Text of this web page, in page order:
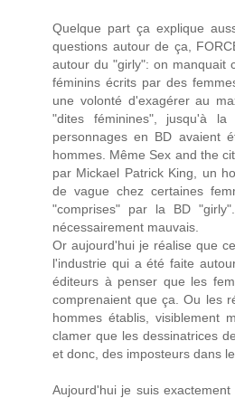
Quelque part ça explique
questions autour de ça,
autour du "girly": on manquait
féminins écrits par des
une volonté d'exagérer au
"dites féminines", jusqu'à
personnages en BD avaient
hommes. Même Sex and the
par Mickael Patrick King, un
de vague chez certaines
"comprises" par la BD
nécessairement mauvais.
Or aujourd'hui je réalise que
l'industrie qui a été faite
éditeurs à penser que les
comprenaient que ça. Ou les
hommes établis, visiblement
clamer que les dessinatrices
et donc, des imposteurs dans
Aujourd'hui je suis